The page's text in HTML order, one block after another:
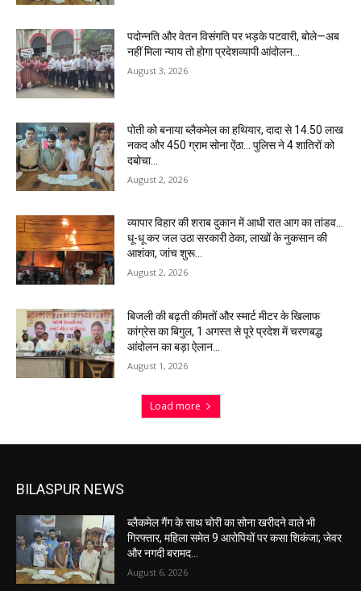
पदोन्नति और वेतन विसंगति पर भड़के पटवारी, बोले—अब
नहीं मिला न्याय तो होगा प्रदेशव्यापी आंदोलन…
August 3, 2026
पोती को बनाया ब्लैकमेल का हथियार, दादा से 14.50 लाख
नकद और 450 ग्राम सोना ऐंठा… पुलिस ने 4 शातिरों को
दबोचा…
August 2, 2026
व्यापार विहार की शराब दुकान में आधी रात आग का तांडव…
धू-धू कर जल उठा सरकारी ठेका, लाखों के नुकसान की
आशंका, जांच शुरू…
August 2, 2026
बिजली की बढ़ती कीमतों और स्मार्ट मीटर के खिलाफ
कांग्रेस का बिगुल, 1 अगस्त से पूरे प्रदेश में चरणबद्ध
आंदोलन का बड़ा ऐलान…
August 1, 2026
Load more
BILASPUR NEWS
ब्लैकमेल गैंग के साथ चोरी का सोना खरीदने वाले भी
गिरफ्तार, महिला समेत 9 आरोपियों पर कसा शिकंजा; जेवर
और नगदी बरामद…
August 6, 2026